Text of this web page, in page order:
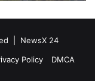
| NewsX 24
Policy DMCA